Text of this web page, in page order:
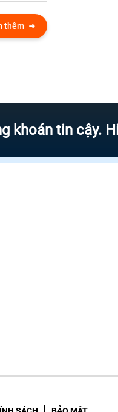
thêm
tin cậy. Hiện